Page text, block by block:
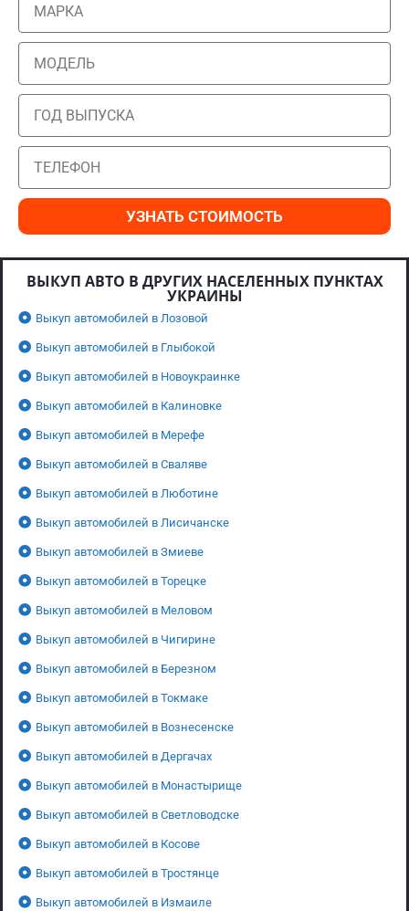
УЗНАТЬ СТОИМОСТЬ
ВЫКУП АВТО В ДРУГИХ НАСЕЛЕННЫХ ПУНКТАХ
УКРАИНЫ
Выкуп автомобилей в Лозовой
Выкуп автомобилей в Глыбокой
Выкуп автомобилей в Новоукраинке
Выкуп автомобилей в Калиновке
Выкуп автомобилей в Мерефе
Выкуп автомобилей в Сваляве
Выкуп автомобилей в Люботине
Выкуп автомобилей в Лисичанске
Выкуп автомобилей в Змиеве
Выкуп автомобилей в Торецке
Выкуп автомобилей в Меловом
Выкуп автомобилей в Чигирине
Выкуп автомобилей в Березном
Выкуп автомобилей в Токмаке
Выкуп автомобилей в Вознесенске
Выкуп автомобилей в Дергачах
Выкуп автомобилей в Монастырище
Выкуп автомобилей в Светловодске
Выкуп автомобилей в Косове
Выкуп автомобилей в Тростянце
Выкуп автомобилей в Измаиле